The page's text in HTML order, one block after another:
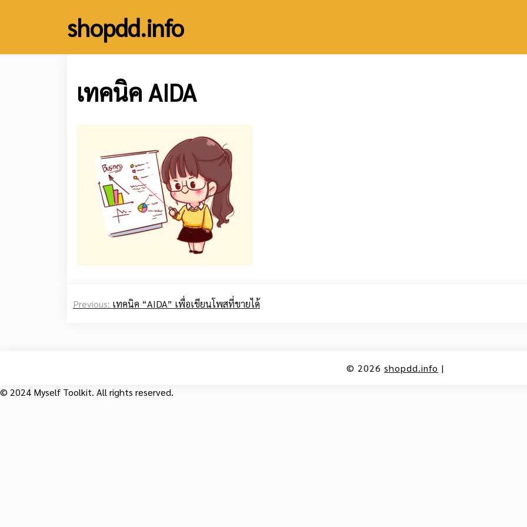
shopdd.info
เทคนิค AIDA
Post
Previous: เทคนิค “AIDA” เพื่อเขียนโพสที่ขายได้
© 2026 shopdd.info |
© 2024 Myself Toolkit. All rights reserved.